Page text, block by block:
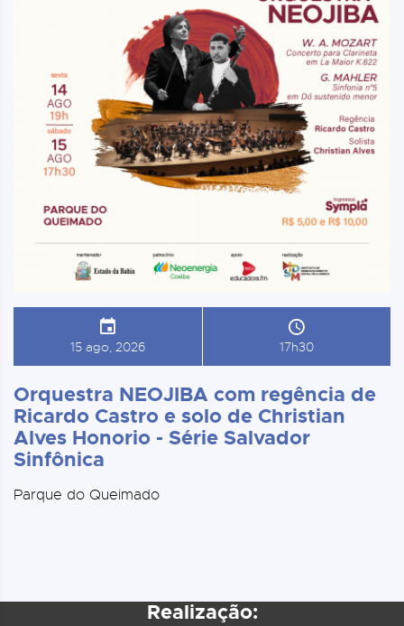
15 ago, 2026 17h30
Orquestra NEOJIBA com regência de
Ricardo Castro e solo de Christian
Alves Honorio - Série Salvador
Sinfônica
Parque do Queimado
Realização: